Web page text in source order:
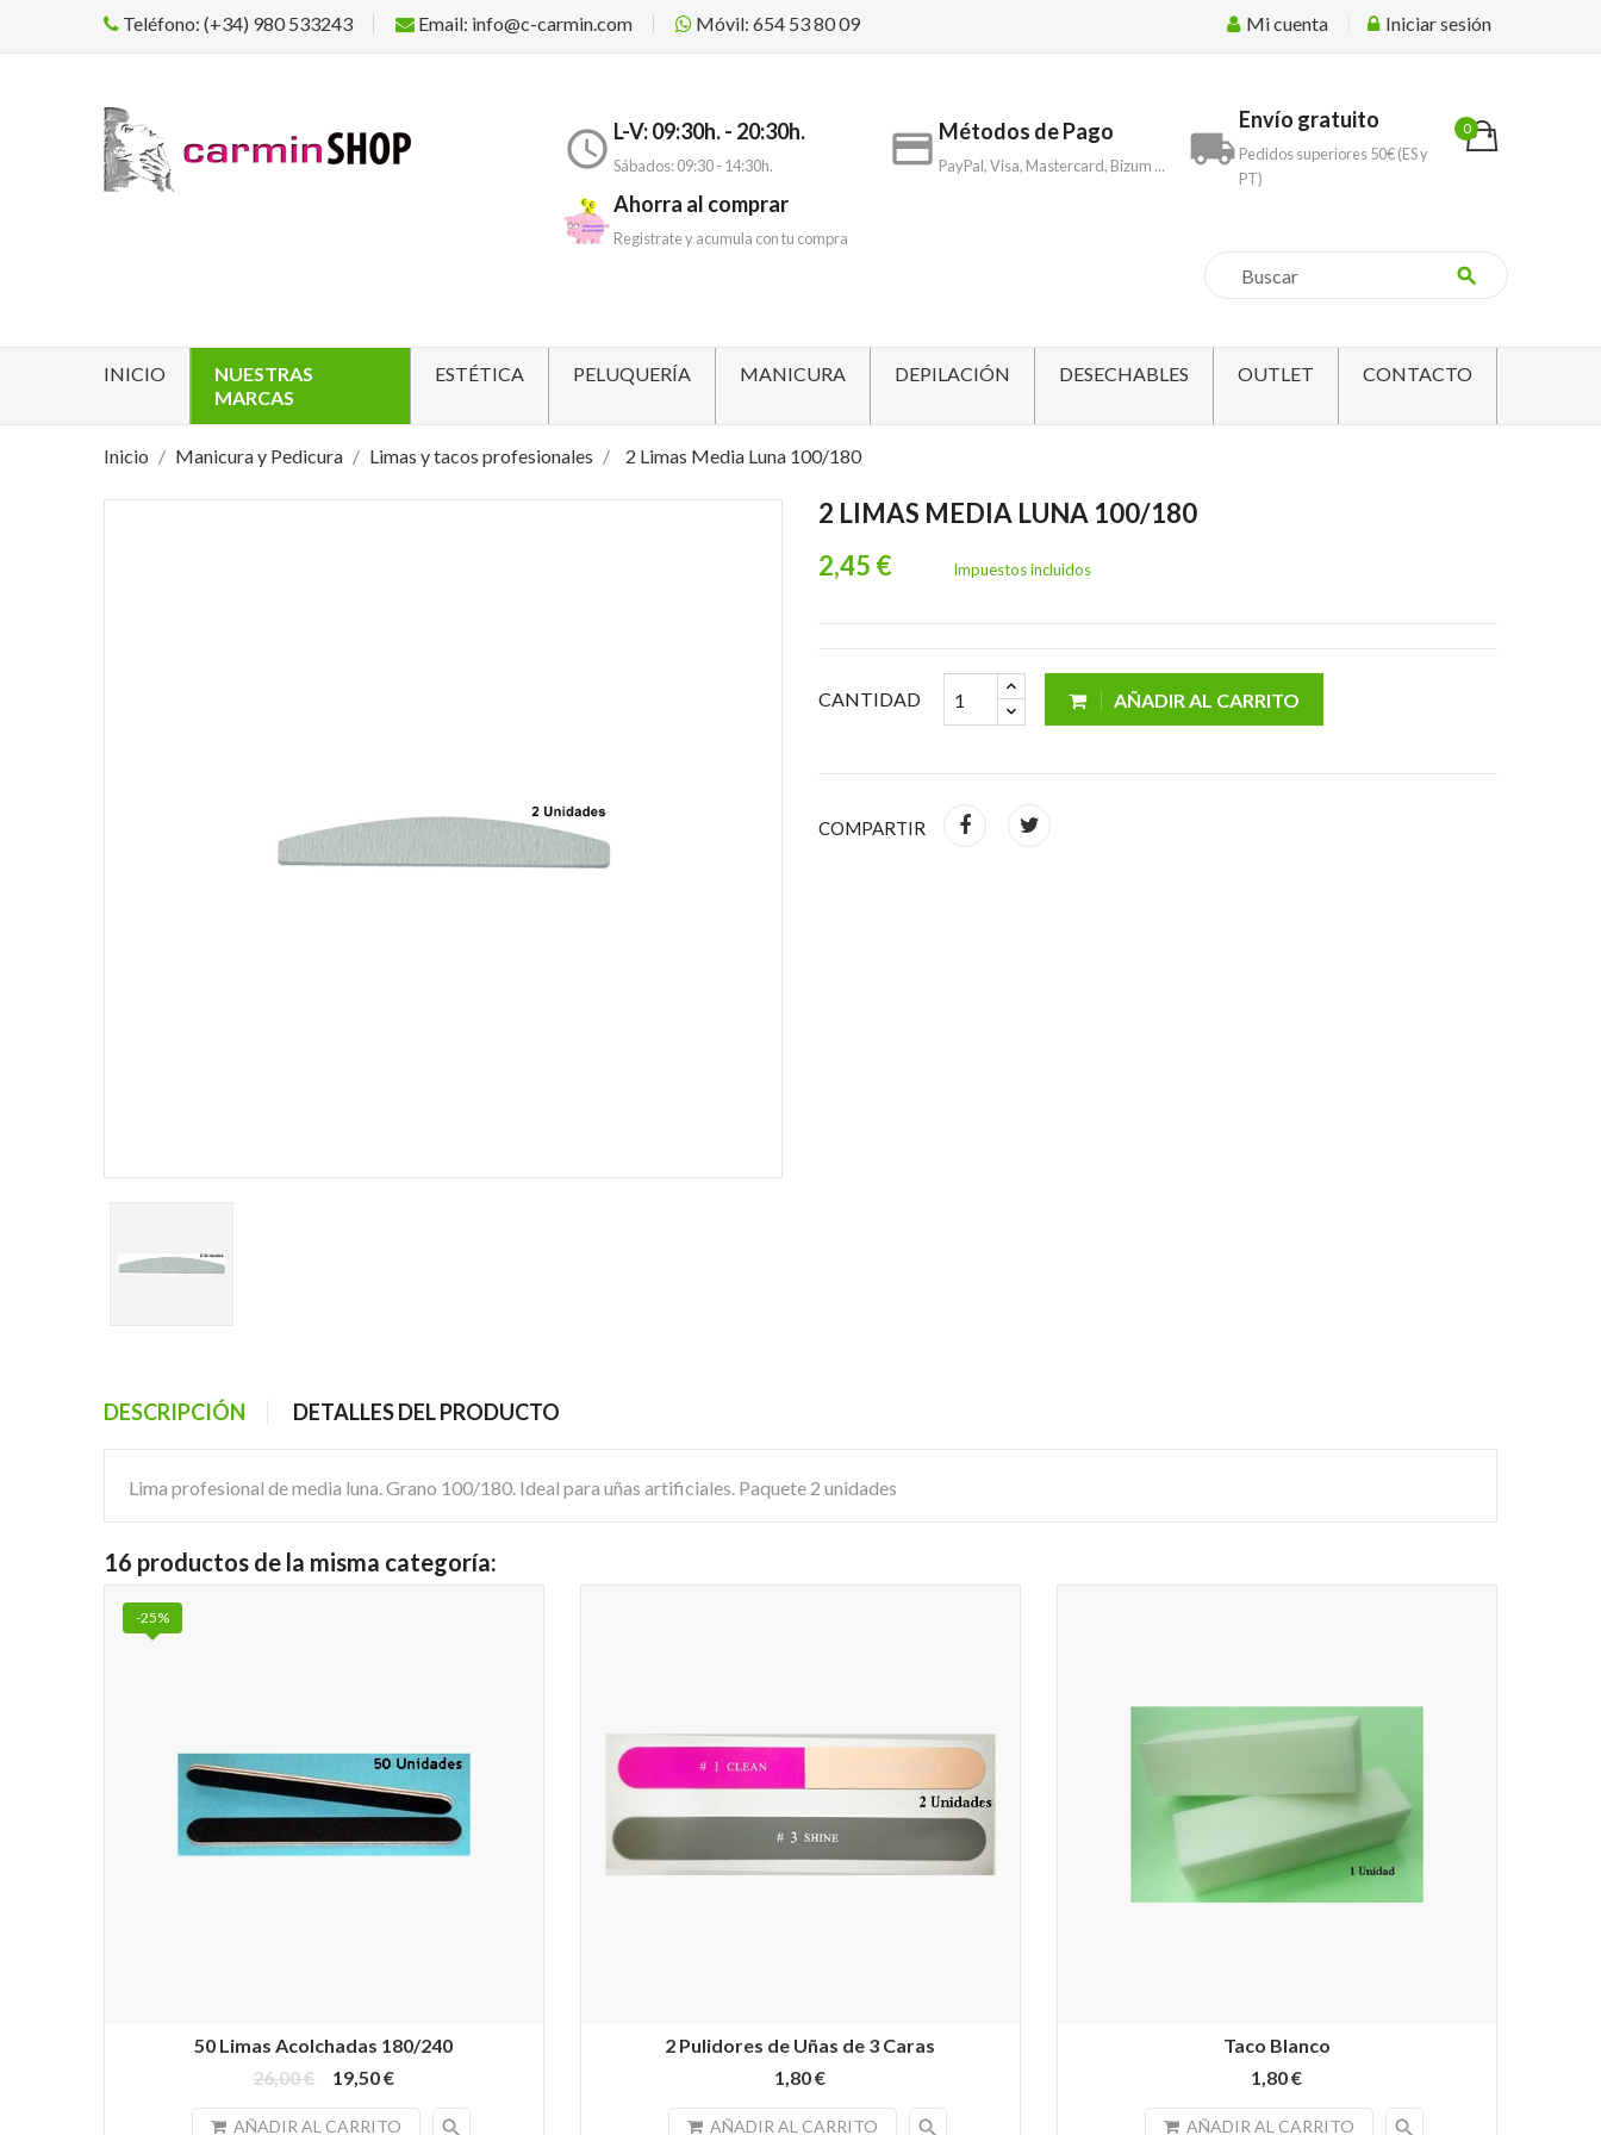
Teléfono: (+34) 980 533243 Email: info@c-carmin.com Móvil: 654 53 80 09 Mi cuenta Iniciar sesión
0
access_time L-V: 09:30h. - 20:30h.
Sábados: 09:30 - 14:30h. payment Métodos de Pago
PayPal, Visa, Mastercard, Bizum ... local_shipping
Envío gratuito
Pedidos superiores 50€ (ES y
PT)
Ahorra al comprar
Registrate y acumula con tu compra
search
INICIO
NUESTRAS
MARCAS
ESTÉTICA PELUQUERÍA MANICURA DEPILACIÓN DESECHABLES OUTLET CONTACTO
Inicio Manicura y Pedicura Limas y tacos profesionales 2 Limas Media Luna 100/180
2 LIMAS MEDIA LUNA 100/180
2,45 €
Impuestos incluidos
CANTIDAD AÑADIR AL CARRITO
COMPARTIR
DESCRIPCIÓN DETALLES DEL PRODUCTO
Lima profesional de media luna. Grano 100/180. Ideal para uñas artificiales. Paquete 2 unidades
16 productos de la misma categoría:
50 Limas Acolchadas 180/240
26,00 €
19,50 €
AÑADIR AL CARRITO search
-25%
2 Pulidores de Uñas de 3 Caras
1,80 €
AÑADIR AL CARRITO search
Taco Blanco
1,80 €
AÑADIR AL CARRITO search